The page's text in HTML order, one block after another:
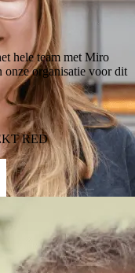
hele team met Miro
onze organisatie voor dit
RED